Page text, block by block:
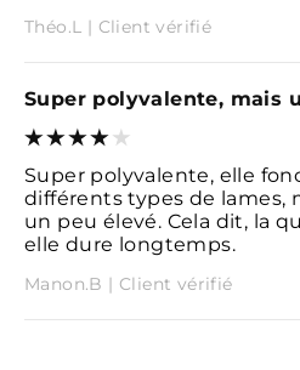
Théo.L | Client vérifié
Super polyvalente, mais
Super polyvalente, elle
différents types de lames,
un peu élevé. Cela dit, la
elle dure longtemps.
Manon.B | Client vérifié